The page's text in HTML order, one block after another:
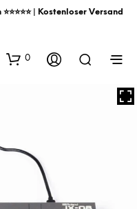
| Kostenloser Versand
0